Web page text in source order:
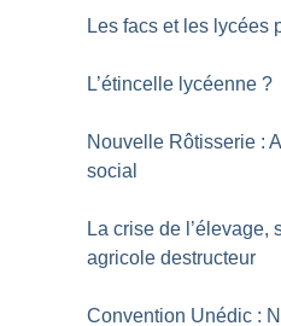
Les facs et les lycées
L’étincelle lycéenne ?
Nouvelle Rôtisserie :
social
La crise de l’élevage,
agricole destructeur
Convention Unédic :